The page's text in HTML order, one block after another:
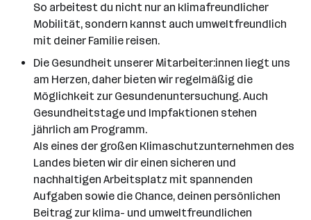
So arbeitest du nicht nur an klimafreundlicher
Mobilität, sondern kannst auch umweltfreundlich
mit deiner Familie reisen.
Die Gesundheit unserer Mitarbeiter:innen liegt uns
am Herzen, daher bieten wir regelmäßig die
Möglichkeit zur Gesundenuntersuchung. Auch
Gesundheitstage und Impfaktionen stehen
jährlich am Programm.
Als eines der großen Klimaschutzunternehmen des
Landes bieten wir dir einen sicheren und
nachhaltigen Arbeitsplatz mit spannenden
Aufgaben sowie die Chance, deinen persönlichen
Beitrag zur klima- und umweltfreundlichen